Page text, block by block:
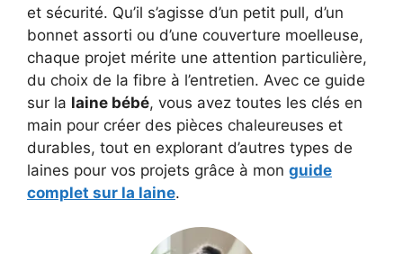
et sécurité. Qu’il s’agisse d’un petit pull, d’un
bonnet assorti ou d’une couverture moelleuse,
chaque projet mérite une attention particulière,
du choix de la fibre à l’entretien. Avec ce guide
sur la laine bébé, vous avez toutes les clés en
main pour créer des pièces chaleureuses et
durables, tout en explorant d’autres types de
laines pour vos projets grâce à mon guide
complet sur la laine.